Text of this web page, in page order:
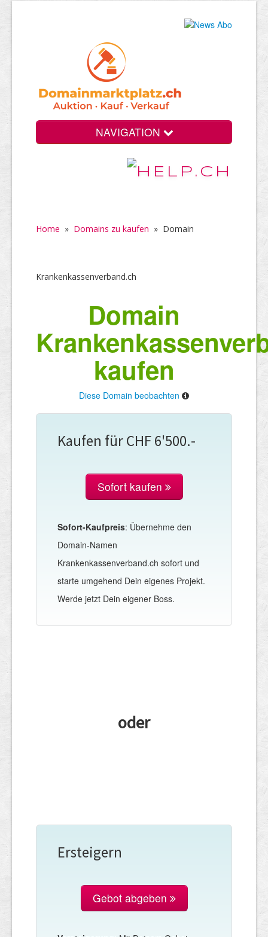
NAVIGATION
Home » Domains zu kaufen » Domain
Krankenkassenverband.ch
Domain
kaufen
Diese Domain beobachten
Kaufen für CHF 6'500.-
Sofort kaufen
Sofort-Kaufpreis: Übernehme den
Domain-Namen
Krankenkassenverband.ch sofort und
starte umgehend Dein eigenes Projekt.
Werde jetzt Dein eigener Boss.
oder
Ersteigern
Gebot abgeben